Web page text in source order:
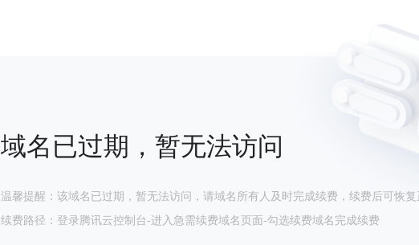
域名已过期，暂无法访问
温馨提醒：该域名已过期，暂无法访问，请域名所有人及时完成续费，续费后可恢复
续费路径：登录腾讯云控制台-进入急需续费域名页面-勾选续费域名完成续费